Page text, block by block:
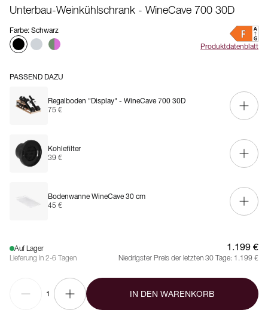
Unterbau-Weinkühlschrank - WineCave 700 30D
Farbe: Schwarz
Produktdatenblatt
PASSEND DAZU
Regalboden "Display" - WineCave 700 30D
75 €
Kohlefilter
39 €
Bodenwanne WineCave 30 cm
45 €
Auf Lager
Lieferung in 2-6 Tagen
1.199 €
Niedrigster Preis der letzten 30 Tage: 1.199 €
1 IN DEN WARENKORB